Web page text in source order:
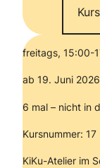
freitags, 15:00-
ab 19. Juni 2026
6 mal – nicht in
Kursnummer: 17
KiKu-Atelier im